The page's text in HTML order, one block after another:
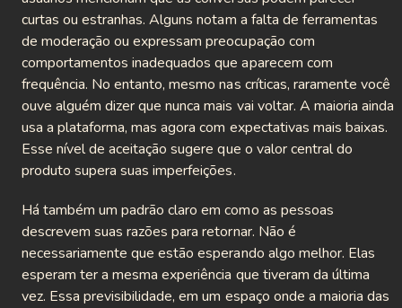
curtas ou estranhas. Alguns notam a falta de ferramentas
de moderação ou expressam preocupação com
comportamentos inadequados que aparecem com
frequência. No entanto, mesmo nas críticas, raramente você
ouve alguém dizer que nunca mais vai voltar. A maioria ainda
usa a plataforma, mas agora com expectativas mais baixas.
Esse nível de aceitação sugere que o valor central do
produto supera suas imperfeições.
Há também um padrão claro em como as pessoas
descrevem suas razões para retornar. Não é
necessariamente que estão esperando algo melhor. Elas
esperam ter a mesma experiência que tiveram da última
vez. Essa previsibilidade, em um espaço onde a maioria das